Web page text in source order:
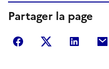
Partager la page
Partager sur Facebook
Partager sur